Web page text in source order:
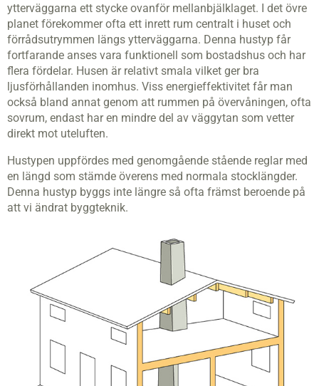
ytterväggarna ett stycke ovanför mellanbjälklaget. I det övre
planet förekommer ofta ett inrett rum centralt i huset och
förrådsutrymmen längs ytterväggarna. Denna hustyp får
fortfarande anses vara funktionell som bostadshus och har
flera fördelar. Husen är relativt smala vilket ger bra
ljusförhållanden inomhus. Viss energieffektivitet får man
också bland annat genom att rummen på övervåningen, ofta
sovrum, endast har en mindre del av väggytan som vetter
direkt mot uteluften.
Hustypen uppfördes med genomgående stående reglar med
en längd som stämde överens med normala stocklängder.
Denna hustyp byggs inte längre så ofta främst beroende på
att vi ändrat byggteknik.